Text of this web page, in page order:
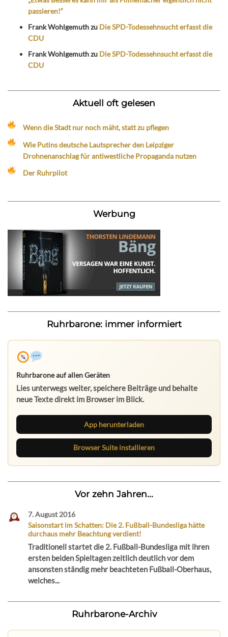
passieren!“
Frank Wohlgemuthzu Die SPD-Todessehnsucht erfasst die
CDU
Frank Wohlgemuthzu Die SPD-Todessehnsucht erfasst die
CDU
Aktuell oft gelesen
Wenn die Stadt nur noch mäht, statt zu pflegen
Wie Putins deutsche Lautsprecher den Leipziger
Drohnenanschlag für antiwestliche Propaganda nutzen
Der Ruhrpilot
Werbung
Ruhrbarone: immer informiert
Ruhrbarone auf allen Geräten
Lies unterwegs weiter, speichere Beiträge und behalte
neue Texte direkt im Browser im Blick.
App herunterladen
Browser Suite installieren
Vor zehn Jahren...
7. August 2016
Saisonstart im Schatten: Die 2. Fußball-Bundesliga hätte
durchaus mehr Beachtung verdient!
Traditionell startet die 2. Fußball-Bundesliga mit ihren
ersten beiden Spieltagen zeitlich deutlich vor dem
ansonsten ständig mehr beachteten Fußball-Oberhaus,
welches...
Ruhrbarone-Archiv